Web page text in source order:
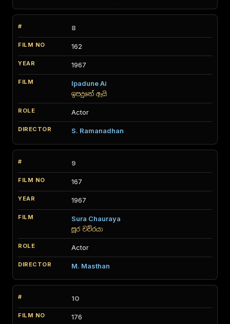
8
162
1967
Ipadune Ai
ඉපදුනේ ඇයි
Actor
S. Ramanadhan
9
167
1967
Sura Chauraya
සූර චව්රයා
Actor
M. Masthan
10
176